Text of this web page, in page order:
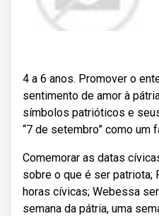
4 a 6 anos. Promover o
sentimento de amor à
símbolos patrióticos e
“7 de setembro” como um
Comemorar as datas
sobre o que é ser patriota;
horas cívicas; Webessa
semana da pátria, uma